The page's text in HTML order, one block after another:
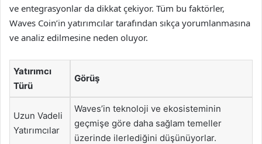
ve entegrasyonlar da dikkat çekiyor. Tüm bu faktörler,
Waves Coin’in yatırımcılar tarafından sıkça yorumlanmasına
ve analiz edilmesine neden oluyor.
Yatırımcı
Türü
Görüş
Uzun Vadeli
Yatırımcılar
Waves’in teknoloji ve ekosisteminin
geçmişe göre daha sağlam temeller
üzerinde ilerlediğini düşünüyorlar.